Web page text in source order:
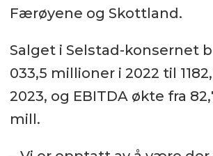
Færøyene og Skottland.
Salget i Selstad-konsernet
033,5 millioner i 2022 til
2023, og EBITDA økte fra
mill.